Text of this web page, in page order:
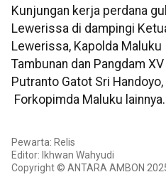
Kunjungan kerja perdana
Lewerissa di dampingi
Lewerissa, Kapolda
Tambunan dan Pangdam
Putranto Gatot Sri
Forkopimda Maluku
Pewarta: Relis
Editor: Ikhwan Wahyudi
Copyright © ANTARA AMBON